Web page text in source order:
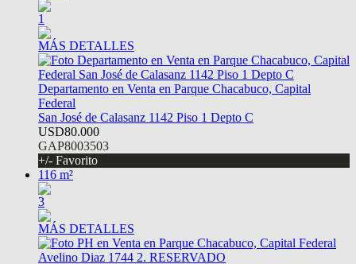
1
MÁS DETALLES
Departamento en Venta en Parque Chacabuco, Capital
Federal
San José de Calasanz 1142 Piso 1 Depto C
USD80.000
GAP8003503
+/- Favorito
116 m²
3
MÁS DETALLES